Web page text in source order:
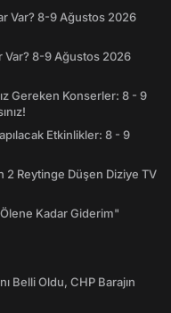
Var? 8-9 Ağustos 2026
Var? 8-9 Ağustos 2026
Gereken Konserler: 8 - 9
Etkinlikler: 8 - 9
2 Reytinge Düşen Diziye TV
Kadar Giderim"
Belli Oldu, CHP Barajın